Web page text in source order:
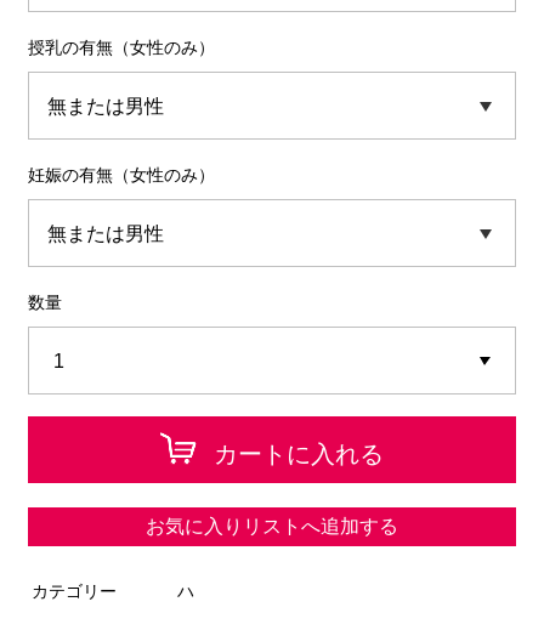
授乳の有無（女性のみ）
妊娠の有無（女性のみ）
数量
カートに入れる
お気に入りリストへ追加する
カテゴリー ハ